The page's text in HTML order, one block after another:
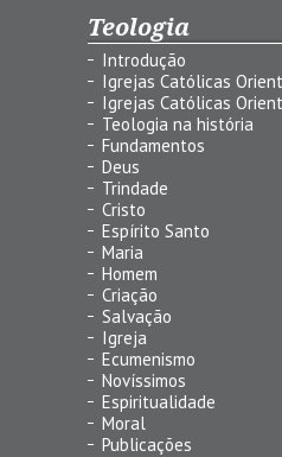
Teologia
Introdução
Igrejas Católicas
Igrejas Católicas
Teologia na história
Fundamentos
Deus
Trindade
Cristo
Espírito Santo
Maria
Homem
Criação
Salvação
Igreja
Ecumenismo
Novíssimos
Espiritualidade
Moral
Publicações